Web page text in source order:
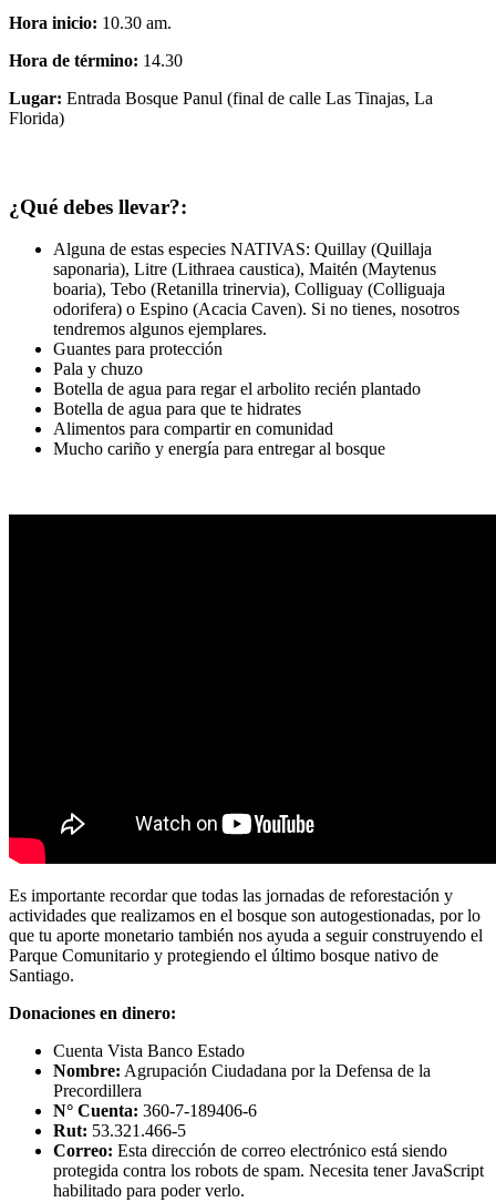
Hora inicio: 10.30 am.
Hora de término: 14.30
Lugar: Entrada Bosque Panul (final de calle Las Tinajas, La
Florida)
¿Qué debes llevar?:
Alguna de estas especies NATIVAS: Quillay (Quillaja
saponaria), Litre (Lithraea caustica), Maitén (Maytenus
boaria), Tebo (Retanilla trinervia), Colliguay (Colliguaja
odorifera) o Espino (Acacia Caven). Si no tienes, nosotros
tendremos algunos ejemplares.
Guantes para protección
Pala y chuzo
Botella de agua para regar el arbolito recién plantado
Botella de agua para que te hidrates
Alimentos para compartir en comunidad
Mucho cariño y energía para entregar al bosque
Es importante recordar que todas las jornadas de reforestación y
actividades que realizamos en el bosque son autogestionadas, por lo
que tu aporte monetario también nos ayuda a seguir construyendo el
Parque Comunitario y protegiendo el último bosque nativo de
Santiago.
Donaciones en dinero:
Cuenta Vista Banco Estado
Nombre: Agrupación Ciudadana por la Defensa de la
Precordillera
N° Cuenta: 360-7-189406-6
Rut: 53.321.466-5
Correo: Esta dirección de correo electrónico está siendo
protegida contra los robots de spam. Necesita tener JavaScript
habilitado para poder verlo.